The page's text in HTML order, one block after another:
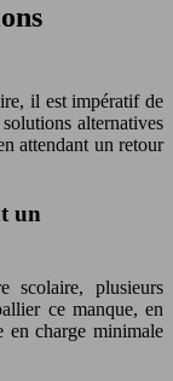
il est impératif de
alternatives
attendant un retour
un
scolaire, plusieurs
ce manque, en
en charge minimale